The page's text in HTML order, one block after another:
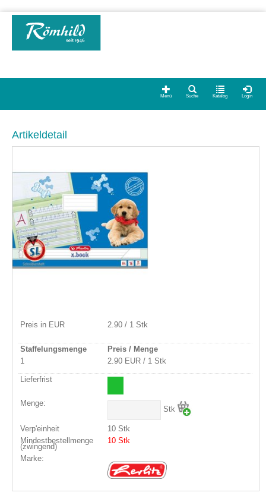
Login
Katalog
Suche
Menü
Artikeldetail
Preis in EUR 2.90 / 1 Stk
Staffelungsmenge
Preis / Menge
1
2.90 EUR / 1 Stk
Lieferfrist
Menge:
Stk
Verp'einheit
10 Stk
Mindestbestellmenge
(zwingend)
10 Stk
Marke: